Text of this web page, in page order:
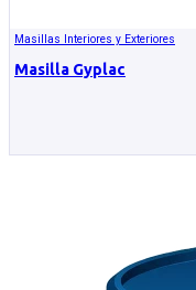
Masillas Interiores y Exteriores
Masilla Gyplac